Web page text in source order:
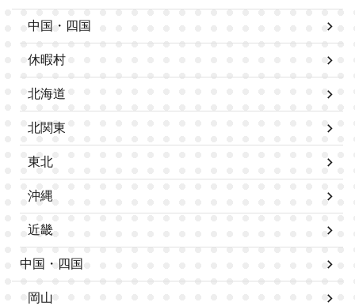
中国・四国
休暇村
北海道
北関東
東北
沖縄
近畿
中国・四国
岡山